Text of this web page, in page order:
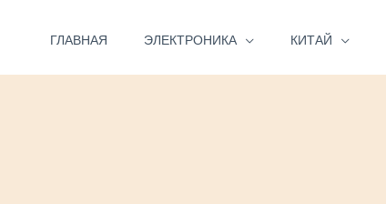
ГЛАВНАЯ ЭЛЕКТРОНИКА КИТАЙ